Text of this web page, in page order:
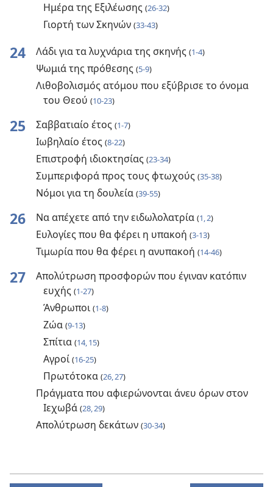
Ημέρα της Εξιλέωσης (26-32)
Γιορτή των Σκηνών (33-43)
24 Λάδι για τα λυχνάρια της σκηνής (1-4)
Ψωμιά της πρόθεσης (5-9)
Λιθοβολισμός ατόμου που εξύβρισε το όνομα
του Θεού (10-23)
25 Σαββατιαίο έτος (1-7)
Ιωβηλαίο έτος (8-22)
Επιστροφή ιδιοκτησίας (23-34)
Συμπεριφορά προς τους φτωχούς (35-38)
Νόμοι για τη δουλεία (39-55)
26 Να απέχετε από την ειδωλολατρία (1, 2)
Ευλογίες που θα φέρει η υπακοή (3-13)
Τιμωρία που θα φέρει η ανυπακοή (14-46)
27
Απολύτρωση προσφορών που έγιναν κατόπιν
ευχής (1-27)
Άνθρωποι (1-8)
Ζώα (9-13)
Σπίτια (14, 15)
Αγροί (16-25)
Πρωτότοκα (26, 27)
Πράγματα που αφιερώνονται άνευ όρων στον
Ιεχωβά (28, 29)
Απολύτρωση δεκάτων (30-34)